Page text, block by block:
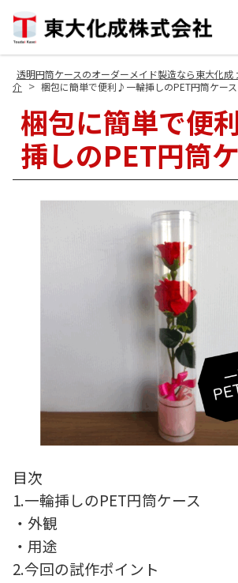
透明円筒ケースのオーダーメイド製造なら東大化成
介 > 梱包に簡単で便利♪一輪挿しのPET円筒ケース
梱包に簡単で便
挿しのPET円筒
目次
1.一輪挿しのPET円筒ケース
・外観
・用途
2.今回の試作ポイント
Site
Footer